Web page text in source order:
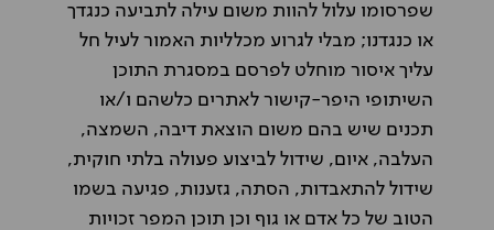
שפרסומו עלול להוות משום עילה לתביעה כנגדך
או כנגדנו; מבלי לגרוע מכלליות האמור לעיל חל
עליך איסור מוחלט לפרסם במסגרת התוכן
השיתופי היפר-קישור לאתרים כלשהם ו/או
תכנים שיש בהם משום הוצאת דיבה, השמצה,
העלבה, איום, שידול לביצוע פעולה בלתי חוקית,
שידול להתאבדות, הסתה, גזענות, פגיעה בשמו
הטוב של כל אדם או גוף וכן תוכן המפר זכויות